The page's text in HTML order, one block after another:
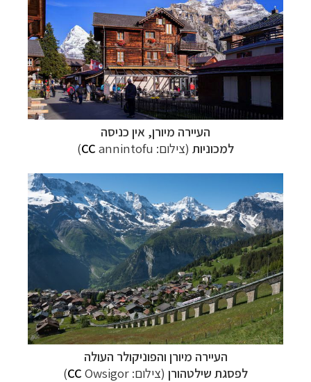
העיירה מיורן, אין כניסה
למכוניות (צילום: CC annintofu
)
העיירה מיורן והפוניקולר העולה
לפסגת שילטהורן (צילום: CC Owsigor
)